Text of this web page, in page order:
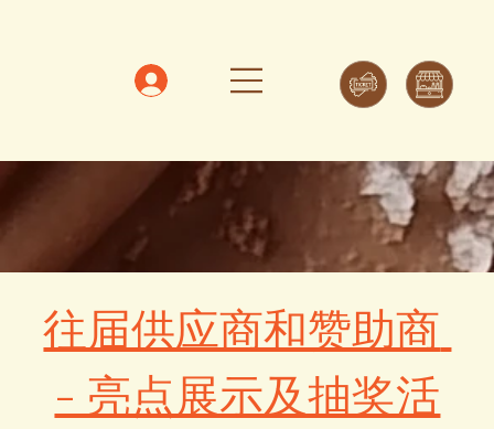
往届供应商和赞助商
- 亮点展示及抽奖活